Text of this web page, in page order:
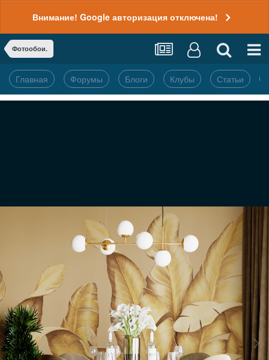
Внимание! Google авторизация отключена!
Фотообои.
Главная Форумы Блоги Клубы Статьи